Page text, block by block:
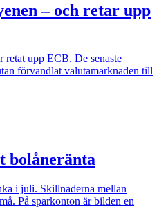
– och retar upp
upp ECB. De senaste
förvandlat valutamarknaden till
bolåneränta
i juli. Skillnaderna mellan
På sparkonton är bilden en